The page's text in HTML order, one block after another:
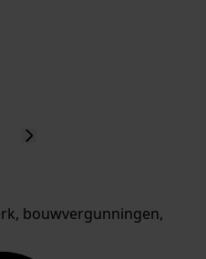
bouwvergunningen,